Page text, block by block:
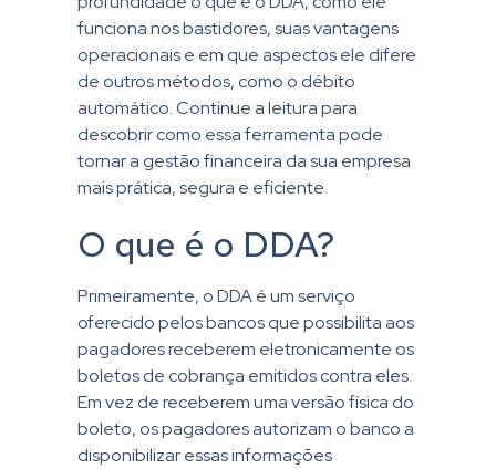
funciona nos bastidores, suas vantagens
operacionais e em que aspectos ele difere
de outros métodos, como o débito
automático. Continue a leitura para
descobrir como essa ferramenta pode
tornar a gestão financeira da sua empresa
mais prática, segura e eficiente.
O que é o DDA?
Primeiramente, o DDA é um serviço
oferecido pelos bancos que possibilita aos
pagadores receberem eletronicamente os
boletos de cobrança emitidos contra eles.
Em vez de receberem uma versão física do
boleto, os pagadores autorizam o banco a
disponibilizar essas informações